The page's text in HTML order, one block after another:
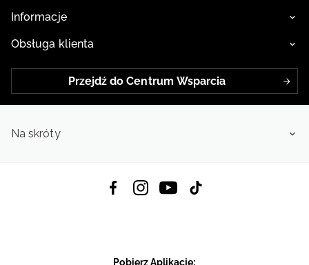
Informacje
Obsługa klienta
Przejdź do Centrum Wsparcia
Na skróty
Pobierz Aplikację: